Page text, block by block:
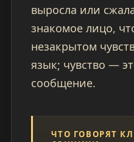
выросла или
знакомое лицо,
незакрытом
язык; чувство —
сообщение.
ЧТО ГОВОРЯТ